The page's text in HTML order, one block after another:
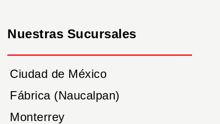
Nuestras Sucursales
Ciudad de México
Fábrica (Naucalpan)
Monterrey